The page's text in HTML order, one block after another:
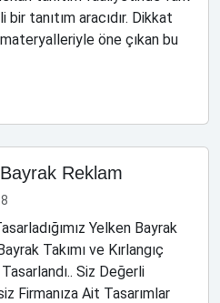
tanıtım aracıdır. Dikkat
öne çıkan bu
Reklam
Yelken Bayrak
Takımı ve Kırlangıç
Siz Değerli
Firmanıza Ait Tasarımlar